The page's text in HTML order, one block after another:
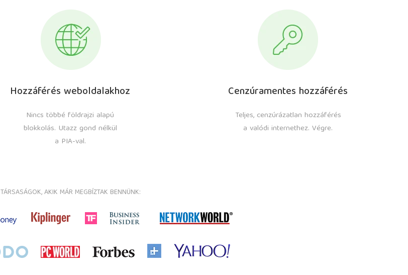
Hozzáférés weboldalakhoz
Nincs többé földrajzi alapú
blokkolás. Utazz gond nélkül
a PIA-val.
Cenzúramentes hozzáférés
Teljes, cenzúrázatlan hozzáférés
a valódi internethez. Végre.
TÁRSASÁGOK, AKIK MÁR MEGBÍZTAK BENNÜNK: